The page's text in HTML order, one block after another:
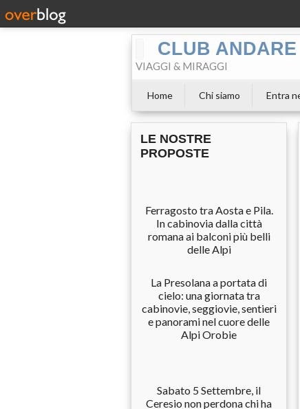
CLUB
VIAGGI & MIRAGGI
Home Chi siamo Entra
LE NOSTRE
PROPOSTE
Ferragosto tra Aosta e Pila.
In cabinovia dalla città
romana ai balconi più belli
delle Alpi
La Presolana a portata di
cielo: una giornata tra
cabinovie, seggiovie, sentieri
e panorami nel cuore delle
Alpi Orobie
Sabato 5 Settembre, il
Ceresio non perdona chi ha